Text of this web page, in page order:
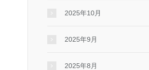
2025年10月
2025年9月
2025年8月